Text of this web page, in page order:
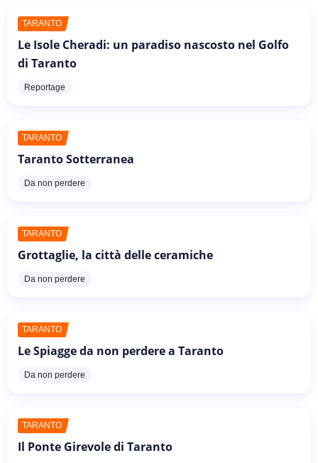
TARANTO
Le Isole Cheradi: un paradiso nascosto nel Golfo
di Taranto
Reportage
TARANTO
Taranto Sotterranea
Da non perdere
TARANTO
Grottaglie, la città delle ceramiche
Da non perdere
TARANTO
Le Spiagge da non perdere a Taranto
Da non perdere
TARANTO
Il Ponte Girevole di Taranto